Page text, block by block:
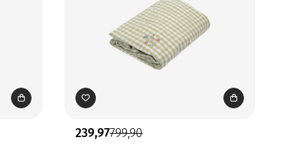
239,97799,90